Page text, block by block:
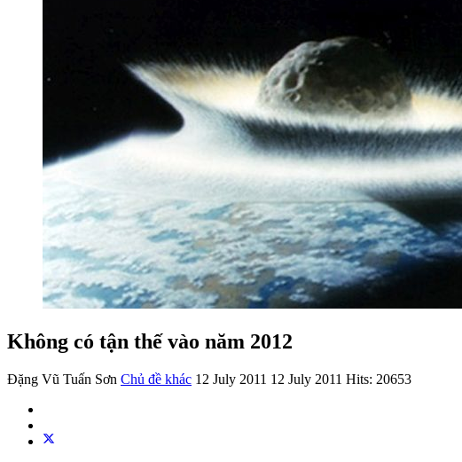
Không có tận thế vào năm 2012
Đặng Vũ Tuấn Sơn Chủ đề khác 12 July 2011 12 July 2011 Hits: 20653